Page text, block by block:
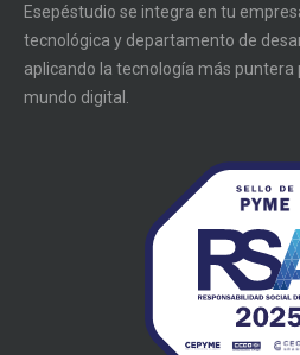
Esepéstudio se integra en tu
tecnológica y departamento de
aplicando la tecnología más puntera
mundo digital.